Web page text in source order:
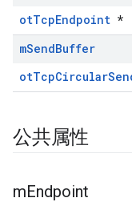
otTcpEndpoint *
mSendBuffer
公共属性
mEndpoint